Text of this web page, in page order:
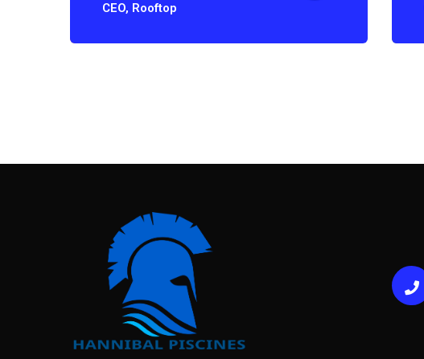
CEO, Rooftop